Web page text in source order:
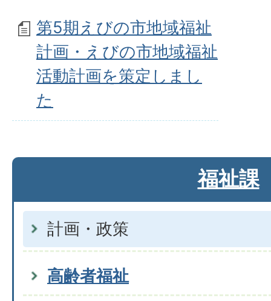
第5期えびの市地域福祉
計画・えびの市地域福祉
活動計画を策定しまし
た
福祉課
計画・政策
高齢者福祉